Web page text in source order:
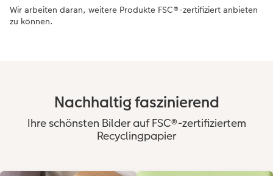
Wir arbeiten daran, weitere Produkte FSC®-zertifiziert anbieten
zu können.
Nachhaltig faszinierend
Ihre schönsten Bilder auf FSC®-zertifiziertem
Recyclingpapier